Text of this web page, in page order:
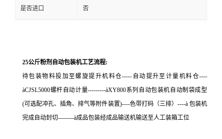
是否进口 否
25公斤粉剂自动包装机工艺流程:
待包装物料投加至螺旋提升机料仓----- 自动提升至计量机料仓----
àCJSL5000螺杆自动计量---------àXY800系列自动包装机自动制袋成型
(可选配冲孔、插角、排气等附件装置)----色带打码（三排） ----à 包装机
完成自动封切--------à成品包装经成品输送机输送至人工装箱工位